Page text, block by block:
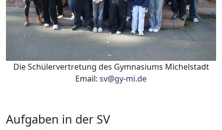
Die Schülervertretung des Gymnasiums Michelstadt
Email: sv@gy-mi.de
Aufgaben in der SV